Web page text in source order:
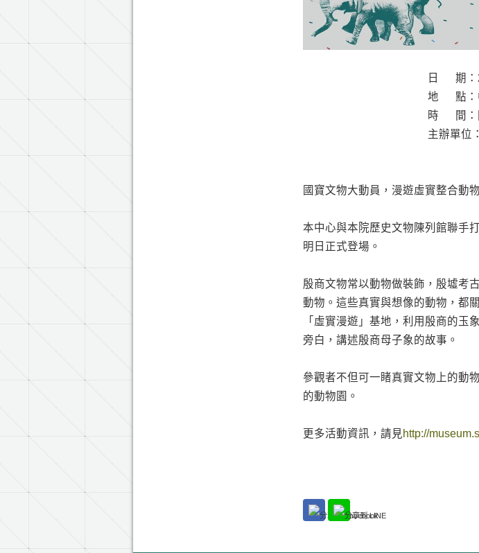
日 期：
地 點：
時 間：
主辦單位
國寶文物大動員，漫遊虛實整合動物
本中心與本院歷史文物陳列館聯手
明日正式登場。
殷商文物常以動物做裝飾，殷墟考
動物。這些真實與想像的動物，都
「虛實漫遊」基地，利用殷商的玉
旁白，講述殷商母子象的故事。
參觀者不但可一睹真實文物上的動
的動物園。
更多活動資訊，請見http://